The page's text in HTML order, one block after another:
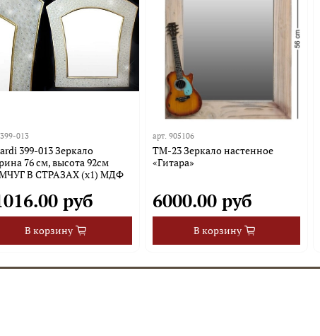
399-013
399-013 Зеркало
76 см, высота 92см
В СТРАЗАХ (х1) МДФ
руб
В корзину
арт. 905106
TM-23 Зеркало настенное
«Гитара»
6000.00 руб
В корзину